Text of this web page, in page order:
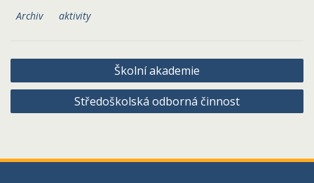
Archiv aktivity
Navigace
pro
příspěvek
Školní akademie
Středoškolská odborná činnost